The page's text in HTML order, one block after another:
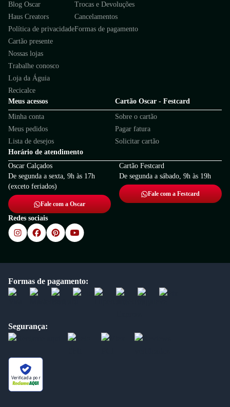
Blog Oscar
Haus Creators
Política de privacidade
Cartão presente
Nossas lojas
Trabalhe conosco
Loja da Águia
Recicalce
Trocas e Devoluções
Cancelamentos
Formas de pagamento
Meus acessos
Minha conta
Meus pedidos
Lista de desejos
Cartão Oscar - Festcard
Sobre o cartão
Pagar fatura
Solicitar cartão
Horário de atendimento
Oscar Calçados
De segunda a sexta, 9h às 17h
(exceto feriados)
Fale com a Oscar
Cartão Festcard
De segunda a sábado, 9h às 19h
Fale com a Festcard
Redes sociais
Formas de pagamento:
Segurança:
Verificada por